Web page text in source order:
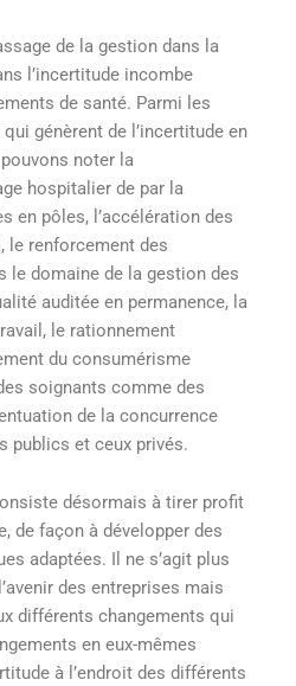
de la gestion dans la
l’incertitude incombe
de santé. Parmi les
génèrent de l’incertitude en
noter la
hospitalier de par la
en pôles, l’accélération des
le renforcement des
le domaine de la gestion des
auditée en permanence, la
le rationnement
du consumérisme
soignants comme des
de la concurrence
publics et ceux privés.
désormais à tirer profit
de façon à développer des
adaptées. Il ne s’agit plus
des entreprises mais
différents changements qui
en eux-mêmes
à l’endroit des différents